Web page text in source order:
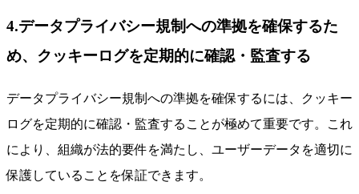
4.データプライバシー規制への準拠を確保するた
め、クッキーログを定期的に確認・監査する
データプライバシー規制への準拠を確保するには、クッキー
ログを定期的に確認・監査することが極めて重要です。これ
により、組織が法的要件を満たし、ユーザーデータを適切に
保護していることを保証できます。